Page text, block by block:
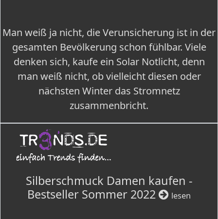
Man weiß ja nicht, die Verunsicherung ist in der
gesamten Bevölkerung schon fühlbar. Viele
denken sich, kaufe ein Solar Notlicht, denn
man weiß nicht, ob vielleicht diesen oder
nächsten Winter das Stromnetz
zusammenbricht.
Silberschmuck Damen kaufen -
Bestseller Sommer 2022
lesen